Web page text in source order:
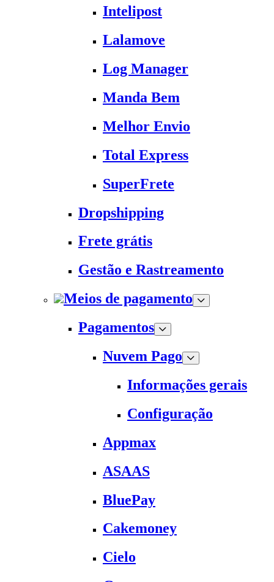
Intelipost
Lalamove
Log Manager
Manda Bem
Melhor Envio
Total Express
SuperFrete
Dropshipping
Frete grátis
Gestão e Rastreamento
Meios de pagamento
Pagamentos
Nuvem Pago
Informações gerais
Configuração
Appmax
ASAAS
BluePay
Cakemoney
Cielo